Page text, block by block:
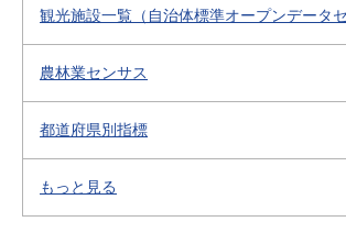
観光施設一覧（自治体標準オープンデータセ
農林業センサス
都道府県別指標
もっと見る